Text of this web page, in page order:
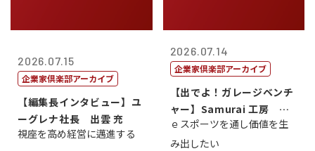
2026.07.15
企業家倶楽部アーカイブ
【編集長インタビュー】ユ
ーグレナ社長 出雲 充
視座を高め経営に邁進する
2026.07.14
企業家倶楽部アーカイブ
【出でよ！ガレージベンチ
ャー】Samurai 工房 代
表取締...
ｅスポーツを通し価値を生
み出したい